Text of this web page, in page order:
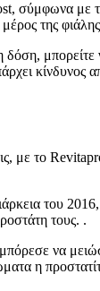
με
της
κίνδυνος
με το
του
τους. .
να
η